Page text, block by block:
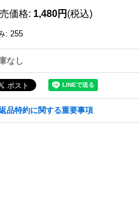
価格: 1,480円 (税込)
: 255
なし
品特約に関する重要事項